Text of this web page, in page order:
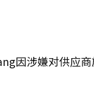
因涉嫌对供应